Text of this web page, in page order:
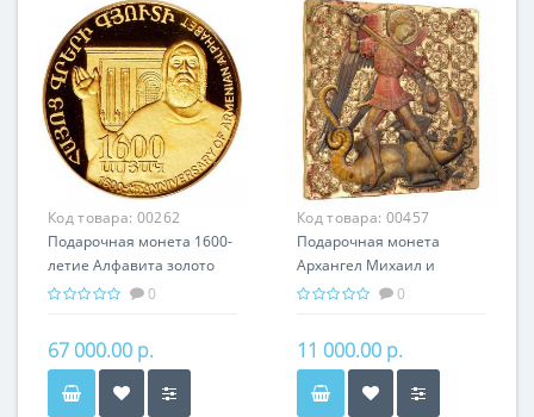
Код товара: 00262
Подарочная монета 1600-
летие Алфавита золото
8.60 гр - история Армении
0
67 000.00 р.
Код товара: 00457
Подарочная монета
Архангел Михаил и
Дракон серебро 31.10 гр -
религия Христианство
0
11 000.00 р.